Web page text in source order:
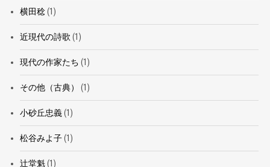
横田稔(1)
近現代の詩歌 (1)
現代の作家たち (1)
その他（古典） (1)
小砂丘忠義(1)
松谷みよ子(1)
辻堂魁(1)